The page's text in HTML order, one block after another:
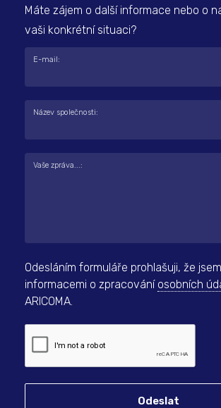
Máte zájem o další informace nebo o
vaši konkrétní situaci?
E-mail:
Název společnosti:
Vaše zpráva...:
Odesláním formuláře prohlašuji, že
informacemi o zpracování osobních
ARICOMA.
Odeslat